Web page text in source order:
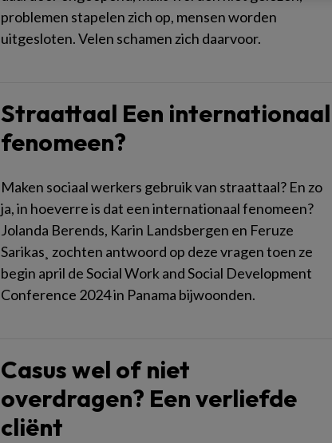
problemen stapelen zich op, mensen worden
uitgesloten. Velen schamen zich daarvoor.
Straattaal Een internationaal
fenomeen?
Maken sociaal werkers gebruik van straattaal? En zo
ja, in hoeverre is dat een internationaal fenomeen?
Jolanda Berends, Karin Landsbergen en Feruze
Sarikas¸ zochten antwoord op deze vragen toen ze
begin april de Social Work and Social Development
Conference 2024 in Panama bijwoonden.
Casus wel of niet
overdragen? Een verliefde
cliënt